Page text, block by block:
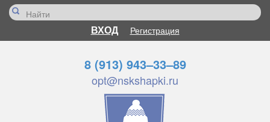
ВХОД Регистрация
8 (913) 943–33–89
opt@nskshapki.ru